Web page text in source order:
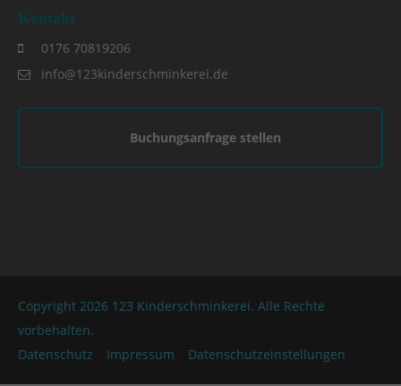
Kontakt
0176 70819206
info@123kinderschminkerei.de
Buchungsanfrage stellen
Copyright 2026 123 Kinderschminkerei. Alle Rechte
vorbehalten.
Datenschutz
Impressum Datenschutzeinstellungen